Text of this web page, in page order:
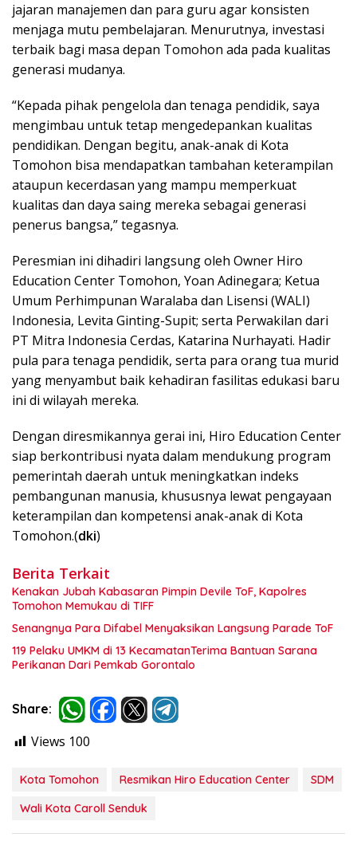
jajaran manajemen dan para guru agar konsisten
menjaga mutu pembelajaran. Menurutnya, investasi
terbaik bagi masa depan Tomohon ada pada kualitas
generasi mudanya.
“Kepada pihak pengelola dan tenaga pendidik, saya
mengimbau untuk tetap mengedepankan kualitas
pendidikan. Dengan begitu, anak-anak di Kota
Tomohon bisa mendapatkan tambahan keterampilan
ataupun kecerdasan yang mampu memperkuat
kualitas dan daya saing mereka sebagai generasi
penerus bangsa,” tegasnya.
Peresmian ini dihadiri langsung oleh Owner Hiro
Education Center Tomohon, Yoan Adinegara; Ketua
Umum Perhimpunan Waralaba dan Lisensi (WALI)
Indonesia, Levita Ginting-Supit; serta Perwakilan dari
PT Mitra Indonesia Cerdas, Katarina Nurhayati. Hadir
pula para tenaga pendidik, serta para orang tua murid
yang menyambut baik kehadiran fasilitas edukasi baru
ini di wilayah mereka.
Dengan diresmikannya gerai ini, Hiro Education Center
siap berkontribusi nyata dalam mendukung program
pemerintah daerah untuk meningkatkan indeks
pembangunan manusia, khususnya lewat pengayaan
keterampilan dan kompetensi anak-anak di Kota
Tomohon.(dki)
Berita Terkait
Kenakan Jubah Kabasaran Pimpin Devile ToF, Kapolres
Tomohon Memukau di TIFF
Senangnya Para Difabel Menyaksikan Langsung Parade ToF
119 Pelaku UMKM di 13 KecamatanTerima Bantuan Sarana
Perikanan Dari Pemkab Gorontalo
Share:
Views 100
Kota Tomohon Resmikan Hiro Education Center
SDM
Wali Kota Caroll Senduk